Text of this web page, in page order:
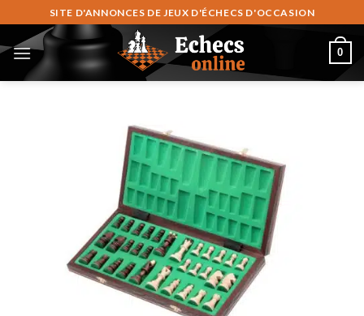
Inhalt
springen
SITE D'ANNONCES DE JEUX D'ÉCHECS D'OCCASION
0